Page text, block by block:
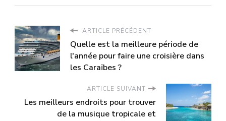
ARTICLE PRÉCÉDENT
Quelle est la meilleure période de
l'année pour faire une croisière dans
les Caraïbes ?
ARTICLE SUIVANT
Les meilleurs endroits pour trouver
de la musique tropicale et